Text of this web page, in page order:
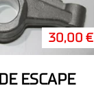
30,00 €
ESCAPE